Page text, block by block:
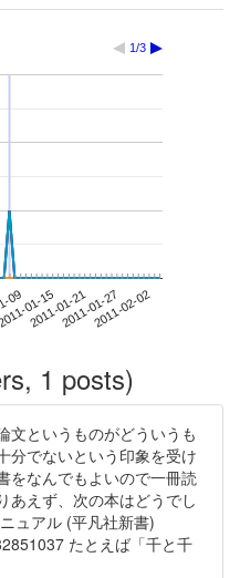
1/3
0901-15
2011-01-212011-01-272011-02-02
1 posts)
文というものがどういうも
分でないという印象を受け
をなんでもよいので一冊読
あえず、次の本はどうでし
ュアル (平凡社新書)
たとえば「千と千